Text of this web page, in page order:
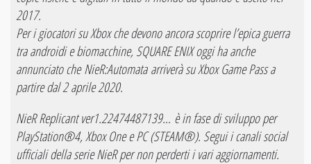
2017.
Per i giocatori su Xbox che devono ancora scoprire l’epica guerra
tra androidi e biomacchine, SQUARE ENIX oggi ha anche
annunciato che NieR:Automata arriverà su Xbox Game Pass a
partire dal 2 aprile 2020.
NieR Replicant ver1.22474487139… è in fase di sviluppo per
PlayStation®4, Xbox One e PC (STEAM®). Segui i canali social
ufficiali della serie NieR per non perderti i vari aggiornamenti.